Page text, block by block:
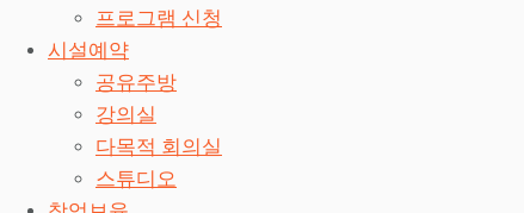
프로그램 신청
시설예약
공유주방
강의실
다목적 회의실
스튜디오